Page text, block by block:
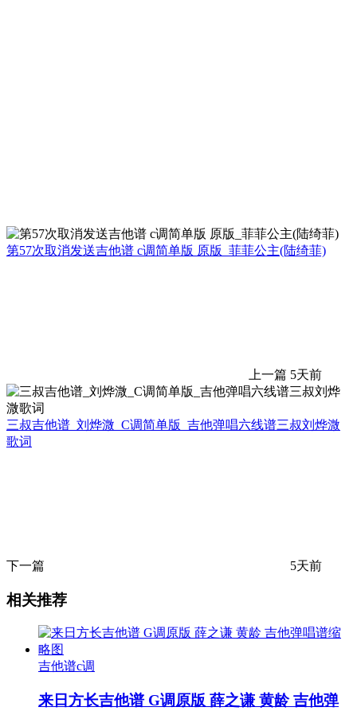
第57次取消发送吉他谱 c调简单版 原版_菲菲公主(陆绮菲)
上一篇 5天前
三叔吉他谱_刘烨溦_C调简单版_吉他弹唱六线谱三叔刘烨溦
歌词
下一篇 5天前
相关推荐
吉他谱c调
来日方长吉他谱 G调原版 薛之谦 黄龄 吉他弹